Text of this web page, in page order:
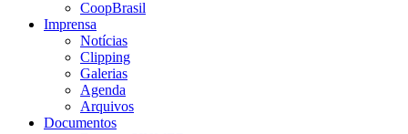
CoopBrasil
Imprensa
Notícias
Clipping
Galerias
Agenda
Arquivos
Documentos